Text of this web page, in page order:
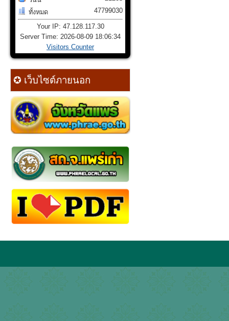
ทั้งหมด
47799030
Your IP: 47.128.117.30
Server Time: 2026-08-09 18:06:34
Visitors Counter
✪ เว็บไซต์ภายนอก